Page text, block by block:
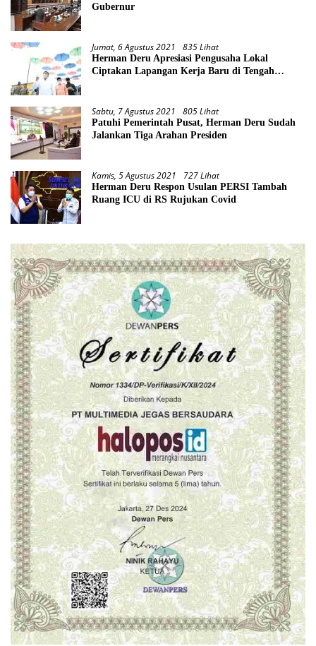
Gubernur
Jumat, 6 Agustus 2021 835 Lihat
Herman Deru Apresiasi Pengusaha Lokal
Ciptakan Lapangan Kerja Baru di Tengah
Sabtu, 7 Agustus 2021 805 Lihat
Patuhi Pemerintah Pusat, Herman Deru Sudah
Jalankan Tiga Arahan Presiden
Kamis, 5 Agustus 2021 727 Lihat
Herman Deru Respon Usulan PERSI Tambah
Ruang ICU di RS Rujukan Covid